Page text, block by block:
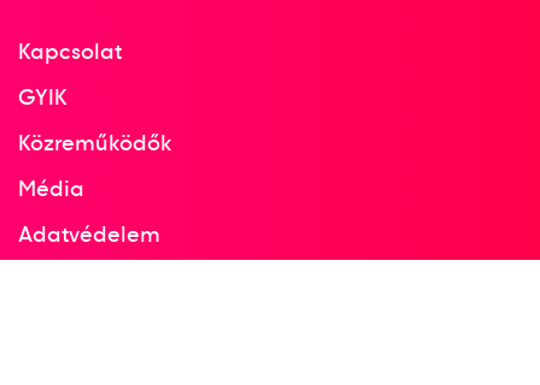
Kapcsolat
GYIK
Közreműködők
Média
Adatvédelem